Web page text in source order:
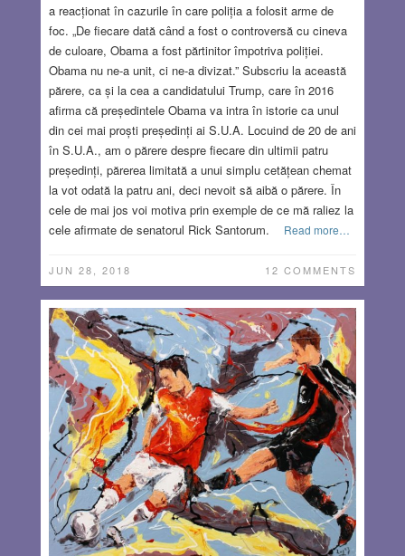
a reacționat în cazurile în care poliția a folosit arme de
foc. „De fiecare dată când a fost o controversă cu cineva
de culoare, Obama a fost părtinitor împotriva poliției.
Obama nu ne-a unit, ci ne-a divizat.” Subscriu la această
părere, ca și la cea a candidatului Trump, care în 2016
afirma că președintele Obama va intra în istorie ca unul
din cei mai proști președinți ai S.U.A. Locuind de 20 de ani
în S.U.A., am o părere despre fiecare din ultimii patru
președinți, părerea limitată a unui simplu cetățean chemat
la vot odată la patru ani, deci nevoit să aibă o părere. În
cele de mai jos voi motiva prin exemple de ce mă raliez la
cele afirmate de senatorul Rick Santorum.
Read more…
JUN 28, 2018 12 COMMENTS